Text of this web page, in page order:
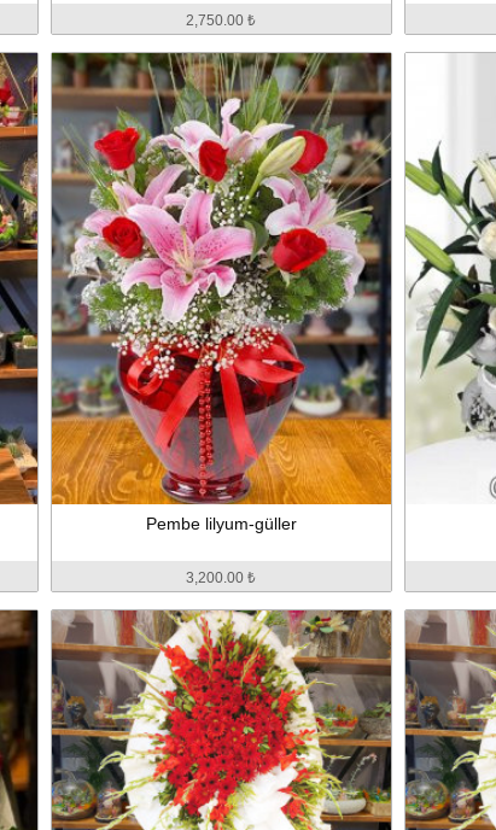
2,750.00 ₺
Pembe lilyum-güller
3,200.00 ₺